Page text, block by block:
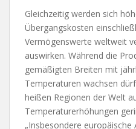
Gleichzeitig werden sich
Übergangskosten
Vermögenswerte weltweit
auswirken. Während die
gemäßigten Breiten mit
Temperaturen wachsen
heißen Regionen der Welt
Temperaturerhöhungen
„Insbesondere